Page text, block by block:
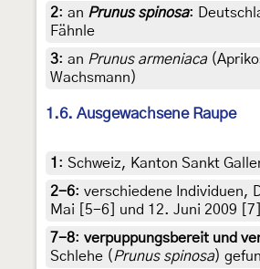
2: an Prunus spinosa:
Fähnle
3: an Prunus armeniaca
Wachsmann)
1.6. Ausgewachsene Raupe
1 : Schweiz, Kanton Sankt
2-6: verschiedene Individuen,
Mai [5-6] und 12. Juni 2009
7-8: verpuppungsbereit und
Schlehe (Prunus spinosa)